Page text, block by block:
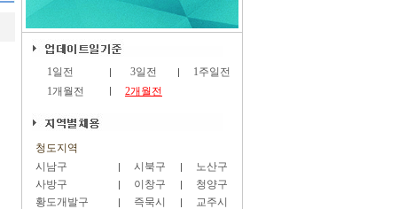
1일전 3일전
1주일전
1개월전
2개월전
청도지역
시남구
시북구
노산구
사방구
이창구
청양구
황도개발구
즉묵시
교주시